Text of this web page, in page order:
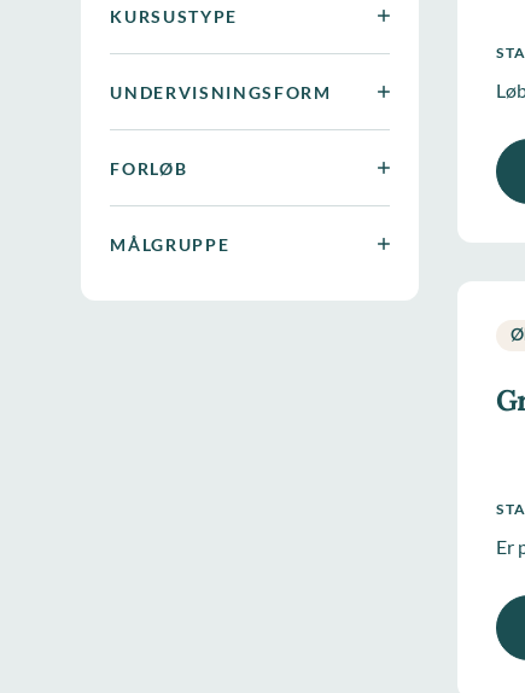
KURSUSTYPE
UNDERVISNINGSFORM
FORLØB
MÅLGRUPPE
Er